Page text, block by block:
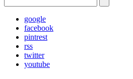
google
facebook
pintrest
rss
twitter
youtube